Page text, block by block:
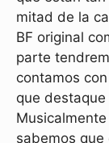
mitad de la
BF original
parte
contamos
que
sabemos